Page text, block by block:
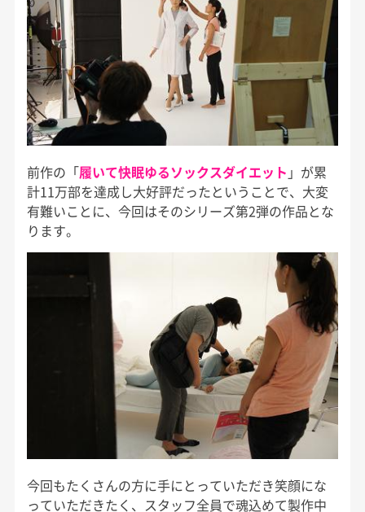
前作の「履いて快眠ゆるソックスダイエット 」が累
計11万部を達成し大好評だったということで、大変
有難いことに、今回はそのシリーズ第2弾の作品とな
ります。
今回もたくさんの方に手にとっていただき笑顔にな
っていただきたく、スタッフ全員で魂込めて製作中